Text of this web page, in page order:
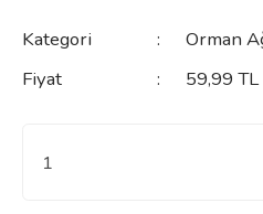
Kategori
Orman
Fiyat
59,99